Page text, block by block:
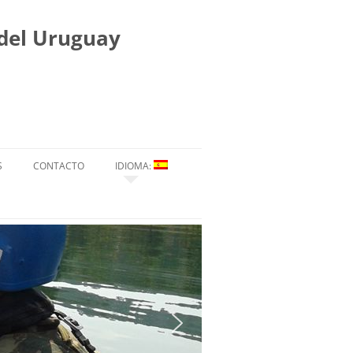
Uruguay
CONTACTO IDIOMA:
ENGLISH